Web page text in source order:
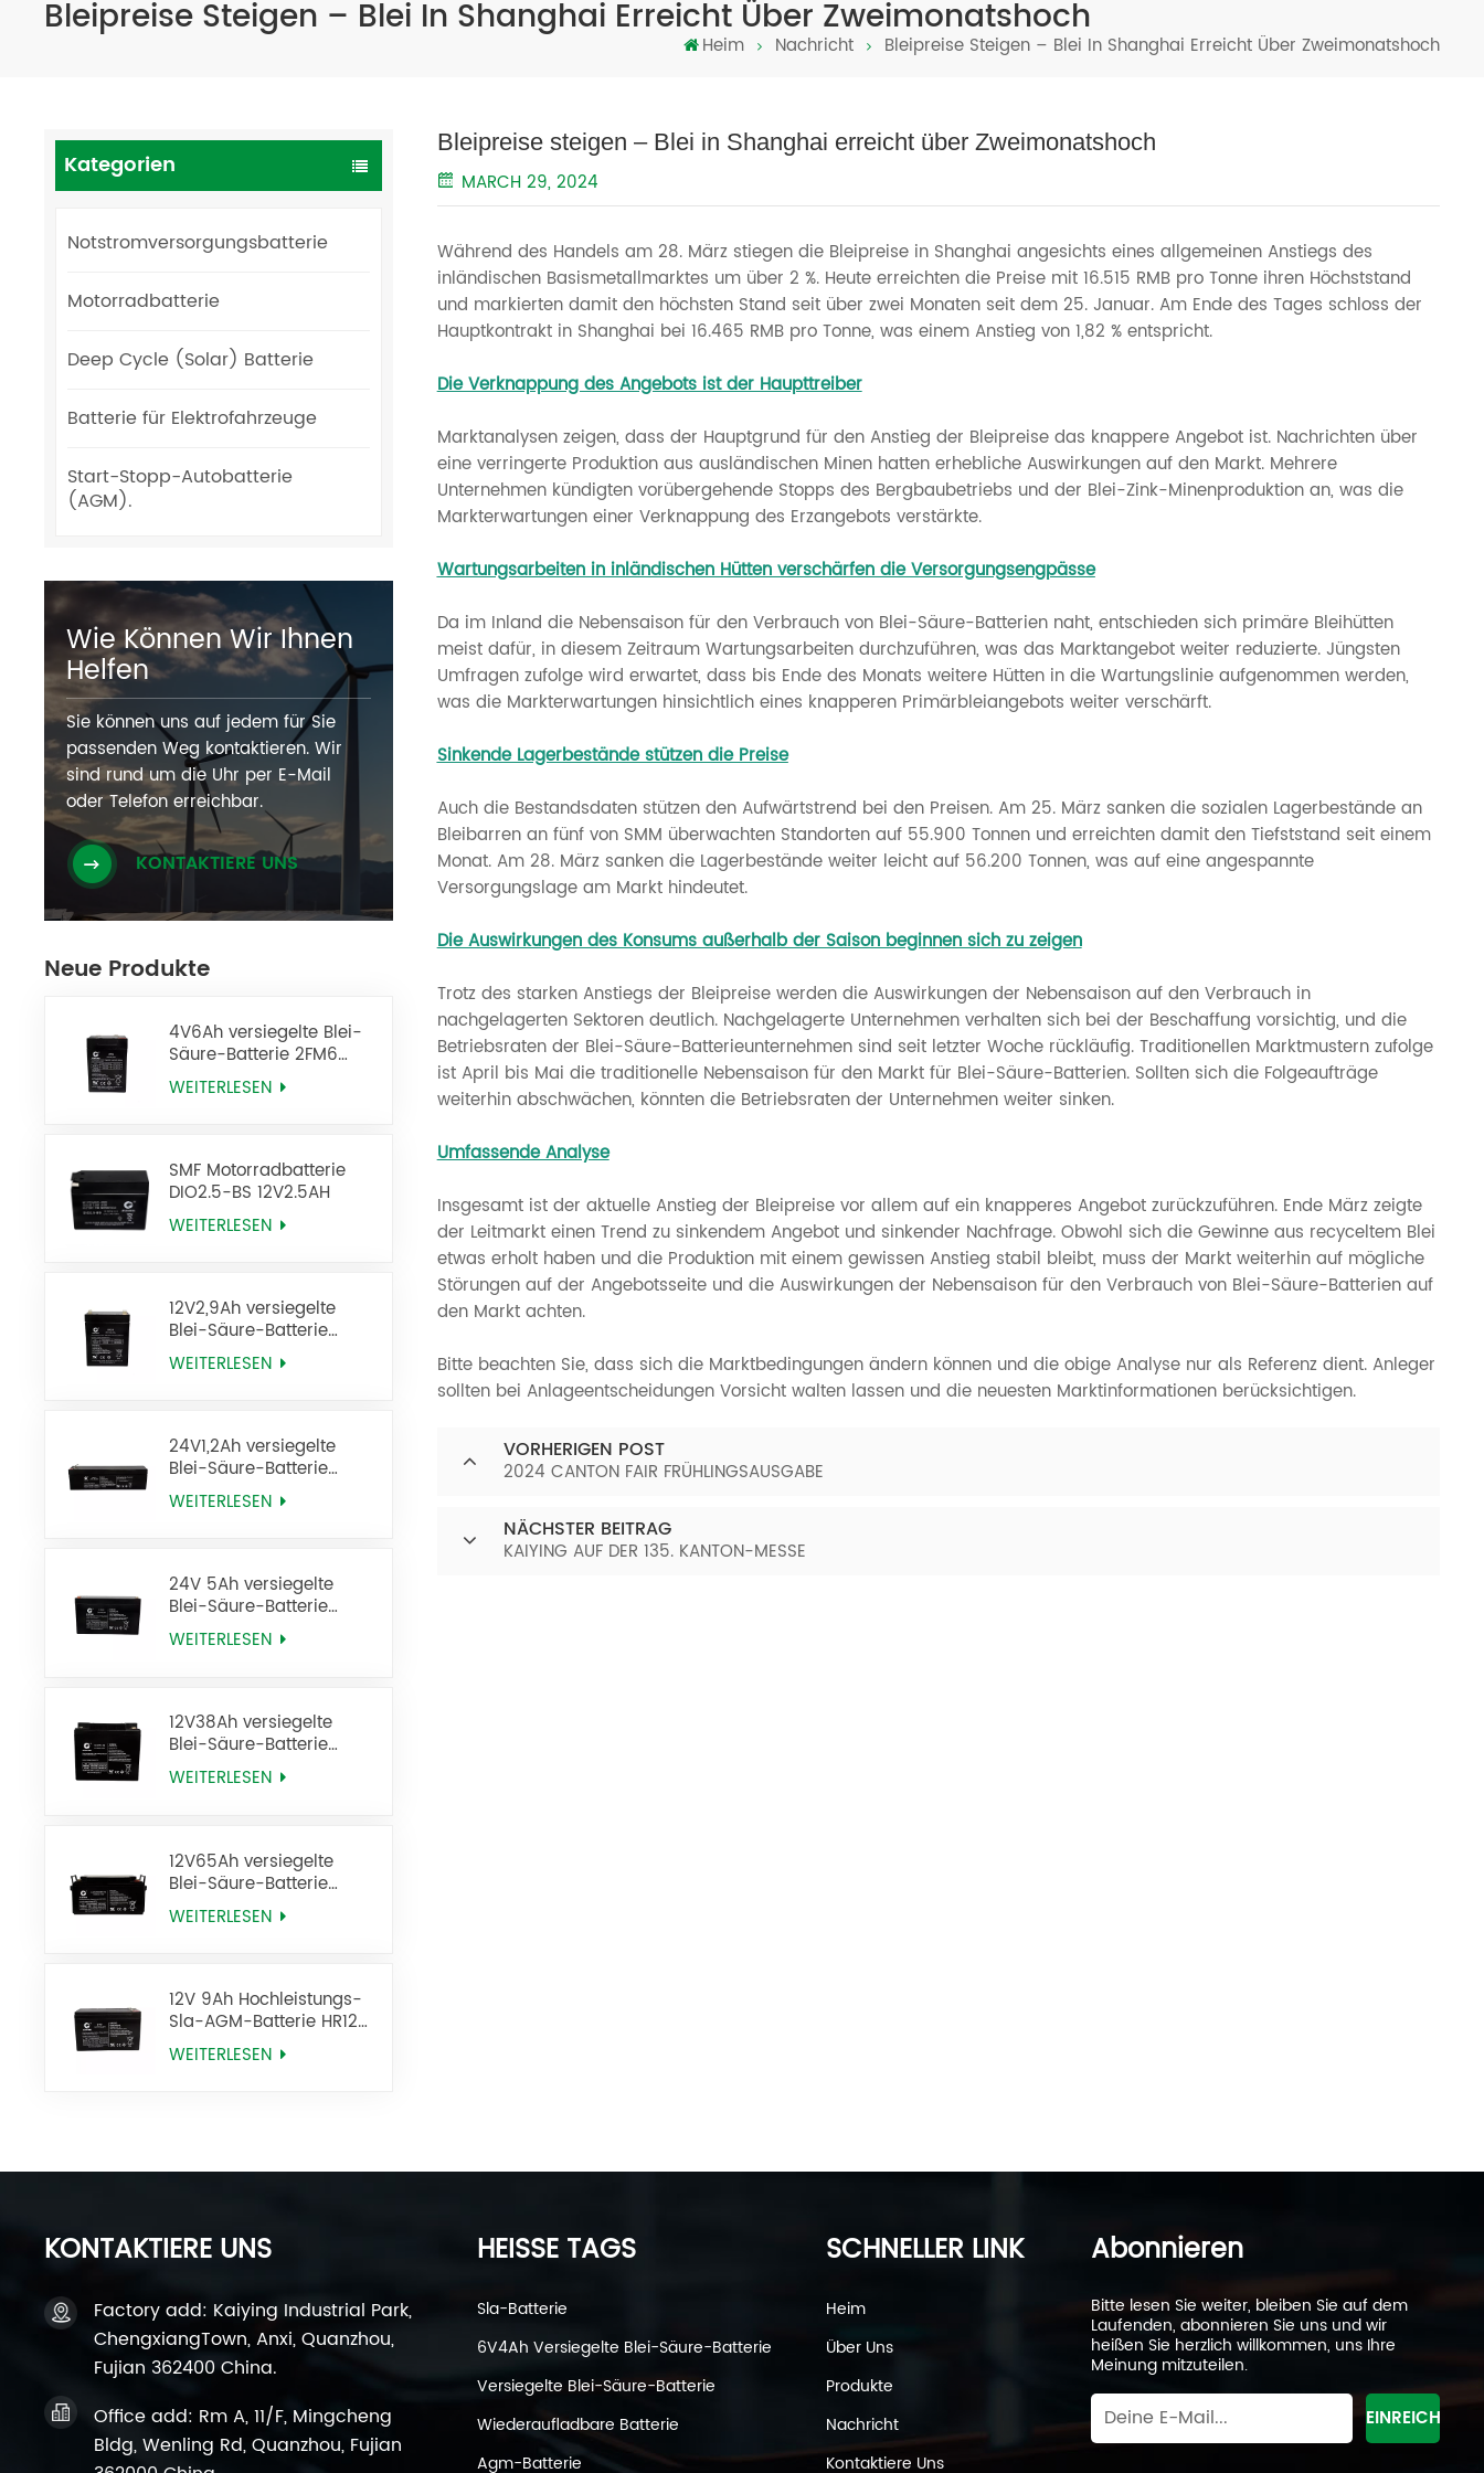
Bleipreise Steigen – Blei In Shanghai Erreicht Über Zweimonatshoch
Heim Nachricht Bleipreise Steigen – Blei In Shanghai Erreicht Über Zweimonatshoch
Kategorien
Notstromversorgungsbatterie
Motorradbatterie
Deep Cycle (Solar) Batterie
Batterie für Elektrofahrzeuge
Start-Stopp-Autobatterie
(AGM).
Wie Können Wir Ihnen
Helfen
Sie können uns auf jedem für Sie
passenden Weg kontaktieren. Wir
sind rund um die Uhr per E-Mail
oder Telefon erreichbar.
KONTAKTIERE UNS
Neue Produkte
4V6Ah versiegelte Blei-
Säure-Batterie 2FM6
USV-Batterie
WEITERLESEN
SMF Motorradbatterie
DIO2.5-BS 12V2.5AH
WEITERLESEN
12V2,9Ah versiegelte
Blei-Säure-Batterie
6FM2,9 USV-Batterie
WEITERLESEN
24V1,2Ah versiegelte
Blei-Säure-Batterie
12FM1,2 USV-Batterie
WEITERLESEN
24V 5Ah versiegelte
Blei-Säure-Batterie
12FM5 USV-Batterie
WEITERLESEN
12V38Ah versiegelte
Blei-Säure-Batterie
6FM38
WEITERLESEN
12V65Ah versiegelte
Blei-Säure-Batterie
6FM65
WEITERLESEN
12V 9Ah Hochleistungs-
Sla-AGM-Batterie HR12-
34W 12V 34W HR12-9
WEITERLESEN
Bleipreise steigen – Blei in Shanghai erreicht über Zweimonatshoch
MARCH 29, 2024
Während des Handels am 28. März stiegen die Bleipreise in Shanghai angesichts eines allgemeinen Anstiegs des
inländischen Basismetallmarktes um über 2 %. Heute erreichten die Preise mit 16.515 RMB pro Tonne ihren Höchststand
und markierten damit den höchsten Stand seit über zwei Monaten seit dem 25. Januar. Am Ende des Tages schloss der
Hauptkontrakt in Shanghai bei 16.465 RMB pro Tonne, was einem Anstieg von 1,82 % entspricht.
Die Verknappung des Angebots ist der Haupttreiber
Marktanalysen zeigen, dass der Hauptgrund für den Anstieg der Bleipreise das knappere Angebot ist. Nachrichten über
eine verringerte Produktion aus ausländischen Minen hatten erhebliche Auswirkungen auf den Markt. Mehrere
Unternehmen kündigten vorübergehende Stopps des Bergbaubetriebs und der Blei-Zink-Minenproduktion an, was die
Markterwartungen einer Verknappung des Erzangebots verstärkte.
Wartungsarbeiten in inländischen Hütten verschärfen die Versorgungsengpässe
Da im Inland die Nebensaison für den Verbrauch von Blei-Säure-Batterien naht, entschieden sich primäre Bleihütten
meist dafür, in diesem Zeitraum Wartungsarbeiten durchzuführen, was das Marktangebot weiter reduzierte. Jüngsten
Umfragen zufolge wird erwartet, dass bis Ende des Monats weitere Hütten in die Wartungslinie aufgenommen werden,
was die Markterwartungen hinsichtlich eines knapperen Primärbleiangebots weiter verschärft.
Sinkende Lagerbestände stützen die Preise
Auch die Bestandsdaten stützen den Aufwärtstrend bei den Preisen. Am 25. März sanken die sozialen Lagerbestände an
Bleibarren an fünf von SMM überwachten Standorten auf 55.900 Tonnen und erreichten damit den Tiefststand seit einem
Monat. Am 28. März sanken die Lagerbestände weiter leicht auf 56.200 Tonnen, was auf eine angespannte
Versorgungslage am Markt hindeutet.
Die Auswirkungen des Konsums außerhalb der Saison beginnen sich zu zeigen
Trotz des starken Anstiegs der Bleipreise werden die Auswirkungen der Nebensaison auf den Verbrauch in
nachgelagerten Sektoren deutlich. Nachgelagerte Unternehmen verhalten sich bei der Beschaffung vorsichtig, und die
Betriebsraten der Blei-Säure-Batterieunternehmen sind seit letzter Woche rückläufig. Traditionellen Marktmustern zufolge
ist April bis Mai die traditionelle Nebensaison für den Markt für Blei-Säure-Batterien. Sollten sich die Folgeaufträge
weiterhin abschwächen, könnten die Betriebsraten der Unternehmen weiter sinken.
Umfassende Analyse
Insgesamt ist der aktuelle Anstieg der Bleipreise vor allem auf ein knapperes Angebot zurückzuführen. Ende März zeigte
der Leitmarkt einen Trend zu sinkendem Angebot und sinkender Nachfrage. Obwohl sich die Gewinne aus recyceltem Blei
etwas erholt haben und die Produktion mit einem gewissen Anstieg stabil bleibt, muss der Markt weiterhin auf mögliche
Störungen auf der Angebotsseite und die Auswirkungen der Nebensaison für den Verbrauch von Blei-Säure-Batterien auf
den Markt achten.
Bitte beachten Sie, dass sich die Marktbedingungen ändern können und die obige Analyse nur als Referenz dient. Anleger
sollten bei Anlageentscheidungen Vorsicht walten lassen und die neuesten Marktinformationen berücksichtigen.
VORHERIGEN POST
2024 CANTON FAIR FRÜHLINGSAUSGABE
NÄCHSTER BEITRAG
KAIYING AUF DER 135. KANTON-MESSE
KONTAKTIERE UNS
Factory add: Kaiying Industrial Park,
ChengxiangTown, Anxi, Quanzhou,
Fujian 362400 China.
Office add: Rm A, 11/F, Mingcheng
Bldg, Wenling Rd, Quanzhou, Fujian
HEISSE TAGS
Sla-Batterie
6V4Ah Versiegelte Blei-Säure-Batterie
Versiegelte Blei-Säure-Batterie
Wiederaufladbare Batterie
Agm-Batterie
SCHNELLER LINK
Heim
Über Uns
Produkte
Nachricht
Kontaktiere Uns
Abonnieren
Bitte lesen Sie weiter, bleiben Sie auf dem
Laufenden, abonnieren Sie uns und wir
heißen Sie herzlich willkommen, uns Ihre
Meinung mitzuteilen.